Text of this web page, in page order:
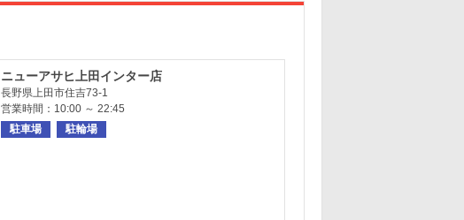
ニューアサヒ上田インター店
長野県上田市住吉73-1
営業時間：10:00 ～ 22:45
駐車場
駐輪場